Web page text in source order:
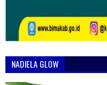
NADIELA GLOW